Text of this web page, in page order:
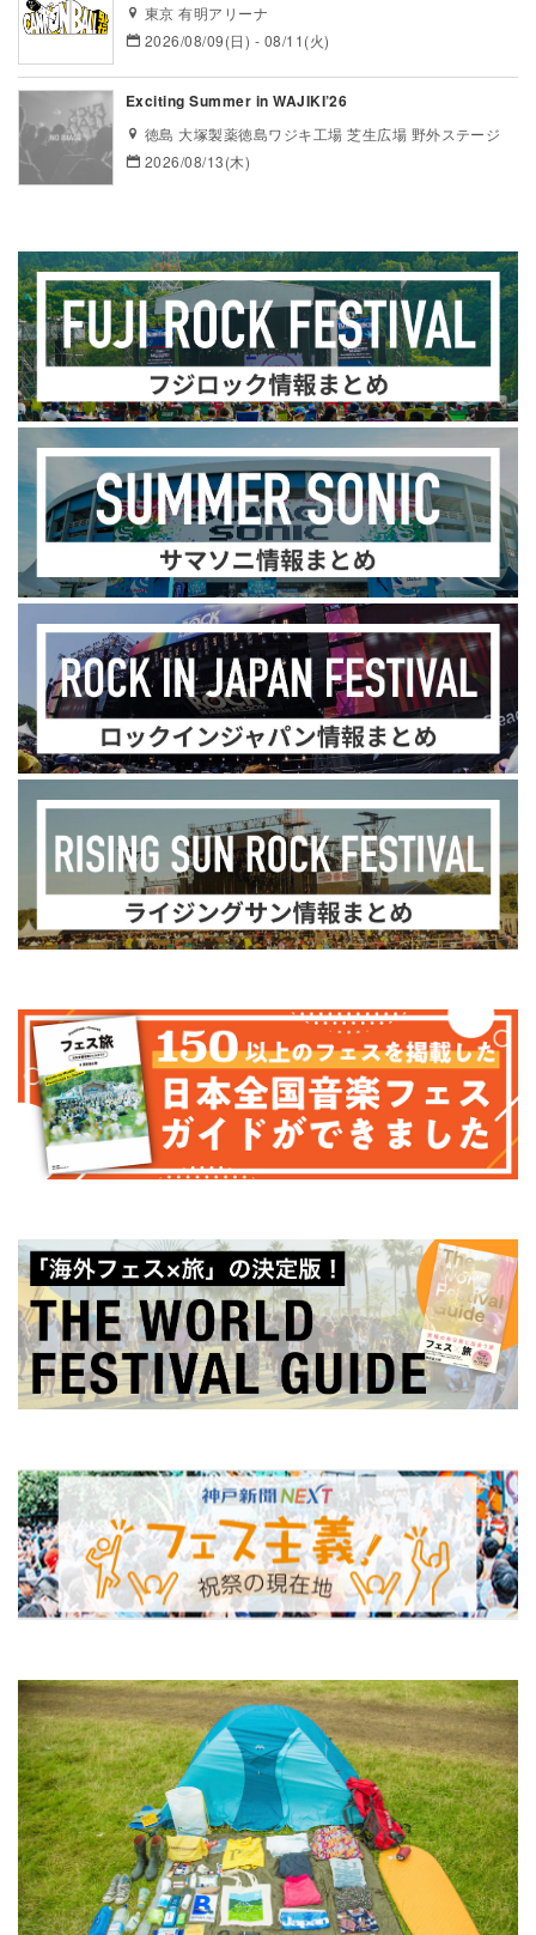
東京 有明アリーナ
2026/08/09(日) - 08/11(火)
Exciting Summer in WAJIKI’26
徳島 大塚製薬徳島ワジキ工場 芝生広場 野外ステージ
2026/08/13(木)